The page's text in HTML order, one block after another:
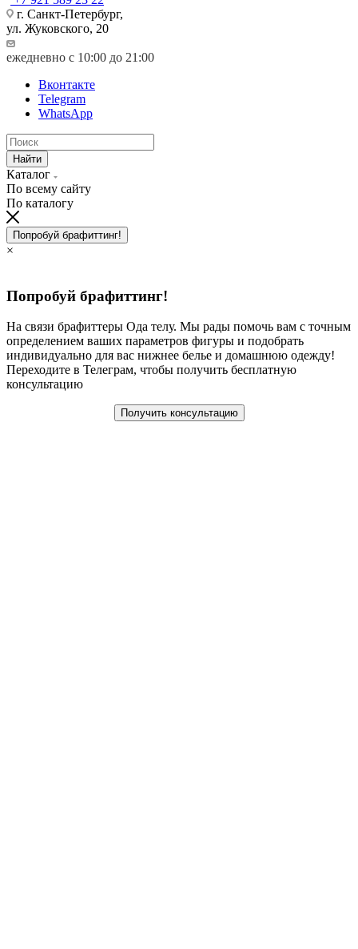
г. Санкт-Петербург,
ул. Жуковского, 20
ежедневно с 10:00 до 21:00
Вконтакте
Telegram
WhatsApp
Найти
Каталог
По всему сайту
По каталогу
Попробуй брафиттинг!
×
Попробуй брафиттинг!
На связи брафиттеры Ода телу. Мы рады помочь вам с точным
определением ваших параметров фигуры и подобрать
индивидуально для вас нижнее белье и домашнюю одежду!
Переходите в Телеграм, чтобы получить бесплатную
консультацию
Получить консультацию